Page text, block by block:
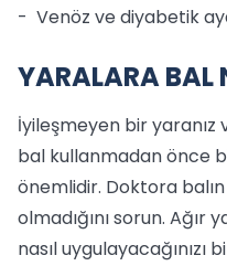
- Venöz ve diyabetik
YARALARA BAL
İyileşmeyen bir yaranız
bal kullanmadan önce
önemlidir. Doktora
olmadığını sorun. Ağır
nasıl